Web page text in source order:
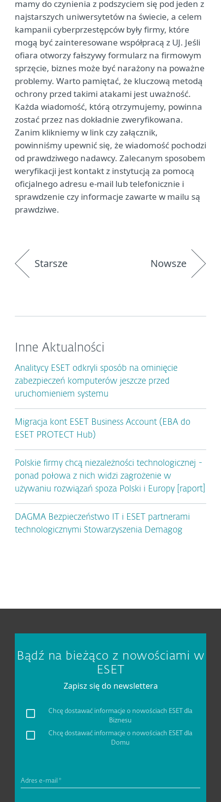
mamy do czynienia z podszyciem się pod jeden z
najstarszych uniwersytetów na świecie, a celem
kampanii cyberprzestępców były firmy, które
mogą być zainteresowane współpracą z UJ. Jeśli
ofiara otworzy fałszywy formularz na firmowym
sprzęcie, biznes może być narażony na poważne
problemy. Warto pamiętać, że kluczową metodą
ochrony przed takimi atakami jest uważność.
Każda wiadomość, którą otrzymujemy, powinna
zostać przez nas dokładnie zweryfikowana.
Zanim klikniemy w link czy załącznik,
powinniśmy upewnić się, że wiadomość pochodzi
od prawdziwego nadawcy. Zalecanym sposobem
weryfikacji jest kontakt z instytucją za pomocą
oficjalnego adresu e-mail lub telefonicznie i
sprawdzenie czy informacje zawarte w mailu są
prawdziwe.
Starsze Nowsze
Inne Aktualności
Analitycy ESET odkryli sposób na ominięcie
zabezpieczeń komputerów jeszcze przed
uruchomieniem systemu
Migracja kont ESET Business Account (EBA do
ESET PROTECT Hub)
Polskie firmy chcą niezależności technologicznej -
ponad połowa z nich widzi zagrożenie w
używaniu rozwiązań spoza Polski i Europy [raport]
DAGMA Bezpieczeństwo IT i ESET partnerami
technologicznymi Stowarzyszenia Demagog